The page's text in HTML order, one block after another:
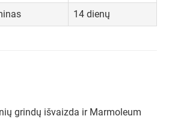
14 dienų
grindų išvaizda ir Marmoleum